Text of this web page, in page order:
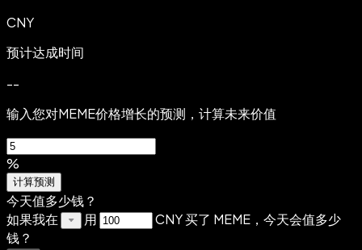
CNY
预计达成时间
--
输入您对MEME价格增长的预测，计算未来价值
%
计算预测
今天值多少钱？
如果我在
用
CNY 买了 MEME，今天会值多少
钱？